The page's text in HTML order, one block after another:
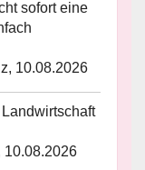
sofort eine
10.08.2026
10.08.2026